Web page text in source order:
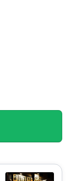
、引越費用全額
車
雇用保険・労
その他休暇あ